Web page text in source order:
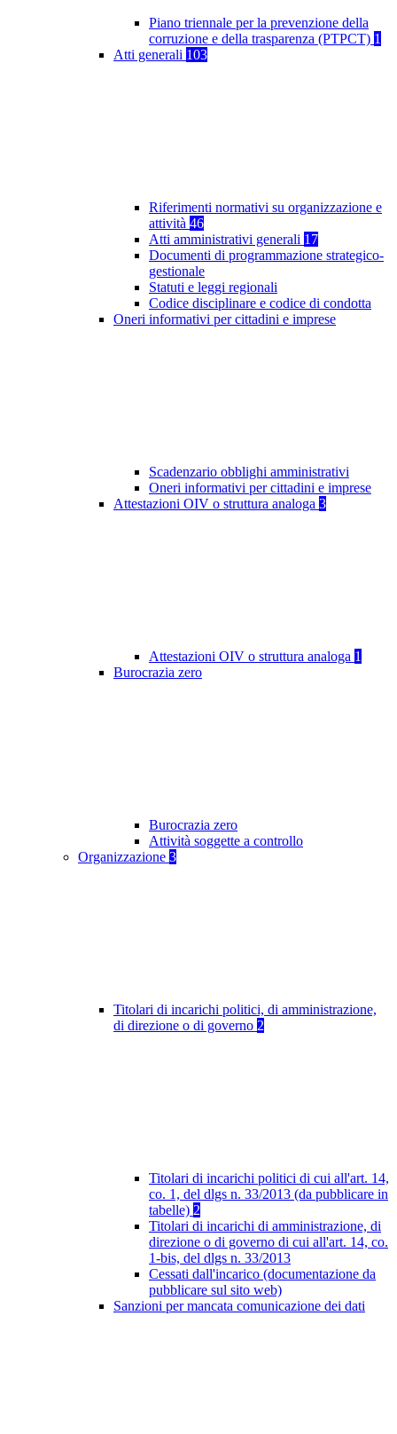
Piano triennale per la prevenzione della
corruzione e della trasparenza (PTPCT) 1
Atti generali 103
Riferimenti normativi su organizzazione e
attività 46
Atti amministrativi generali 17
Documenti di programmazione strategico-
gestionale
Statuti e leggi regionali
Codice disciplinare e codice di condotta
Oneri informativi per cittadini e imprese
Scadenzario obblighi amministrativi
Oneri informativi per cittadini e imprese
Attestazioni OIV o struttura analoga 3
Attestazioni OIV o struttura analoga 1
Burocrazia zero
Burocrazia zero
Attività soggette a controllo
Organizzazione 3
Titolari di incarichi politici, di amministrazione,
di direzione o di governo 2
Titolari di incarichi politici di cui all'art. 14,
co. 1, del dlgs n. 33/2013 (da pubblicare in
tabelle) 2
Titolari di incarichi di amministrazione, di
direzione o di governo di cui all'art. 14, co.
1-bis, del dlgs n. 33/2013
Cessati dall'incarico (documentazione da
pubblicare sul sito web)
Sanzioni per mancata comunicazione dei dati